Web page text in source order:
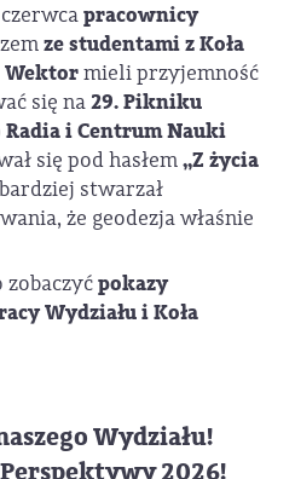
pracownicy
ze studentami z Koła
Wektormieli przyjemność
się na29. Pikniku
i Centrum Nauki
się pod hasłem„Z życia
stwarzał
że geodezja właśnie
zobaczyćpokazy
Wydziału i Koła
Wydziału!
2026!